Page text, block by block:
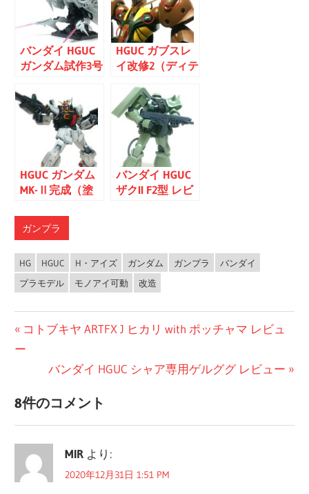
バンダイ HGUC
ガンダム試作3号
ム レビュー【ア
クション編】
HGUC ガブスレ
イ改修2（ディテ
HGUC ガンダム
MK-Ⅱ完成（塗
バンダイ HGUC
ザクII F2型 レビ
ガンプラ
HG HGUC H・アイズ ガンダム ガンプラ
バンダイ
プラモデル
モノアイ可動 改造
投
ナ
ビ
ゲ
ー
前
の
コトブキヤ ARTFX J ヒカリ with ポッチャマ レビュ
ー
次
投
稿:
バンダイ HGUC シャア専用ゲルググ レビュー
8件のコメント
MIR より:
2020年12月31日 1:51 PM